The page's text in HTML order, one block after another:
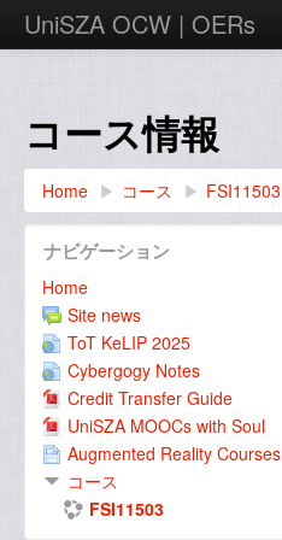
UniSZA OCW | OERs
コース情報
Home ▶︎ コース ▶︎ FSI11503
ナビゲーション
Home
Site news
ToT KeLIP 2025
Cybergogy Notes
Credit Transfer Guide
UniSZA MOOCs with Soul
Augmented Reality Courses
コース
FSI11503